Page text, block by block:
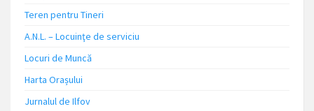
Teren pentru Tineri
A.N.L. – Locuinţe de serviciu
Locuri de Muncă
Harta Orașului
Jurnalul de Ilfov